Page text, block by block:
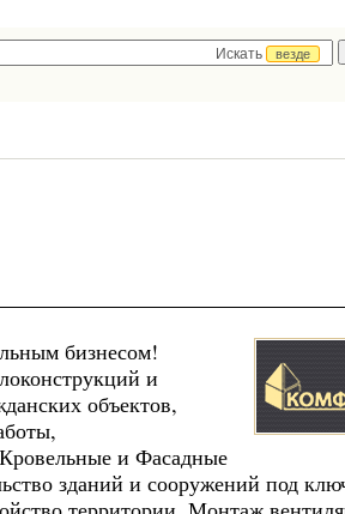
Искать
везде
бизнесом!
и
объектов,
и Фасадные
зданий и сооружений под